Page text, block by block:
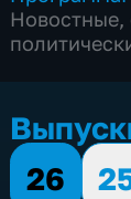
Новостные,
26